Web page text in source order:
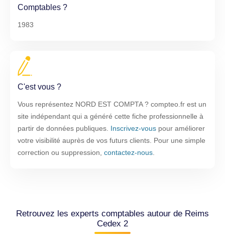
Comptables ?
1983
C'est vous ?
Vous représentez NORD EST COMPTA ? compteo.fr est un
site indépendant qui a généré cette fiche professionnelle à
partir de données publiques. Inscrivez-vous pour améliorer
votre visibilité auprès de vos futurs clients. Pour une simple
correction ou suppression, contactez-nous
Retrouvez les experts comptables autour de Reims
Cedex 2